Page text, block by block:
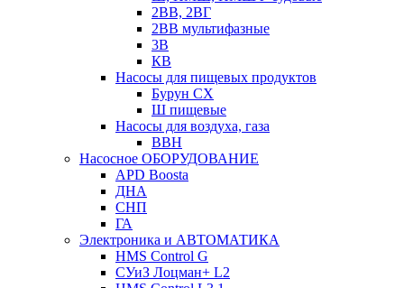
2ВВ, 2ВГ
2ВВ мультифазные
3В
КВ
Насосы для пищевых продуктов
Бурун СХ
Ш пищевые
Насосы для воздуха, газа
ВВН
Насосное ОБОРУДОВАНИЕ
APD Boosta
ДНА
СНП
ГА
Электроника и АВТОМАТИКА
HMS Control G
СУиЗ Лоцман+ L2